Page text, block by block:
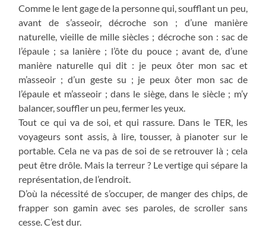
Comme le lent gage de la personne qui, soufflant un peu,
avant de s’asseoir, décroche son ; d’une manière
naturelle, vieille de mille siècles ; décroche son : sac de
l’épaule ; sa lanière ; l’ôte du pouce ; avant de, d’une
manière naturelle qui dit : je peux ôter mon sac et
m’asseoir ; d’un geste su ; je peux ôter mon sac de
l’épaule et m’asseoir ; dans le siège, dans le siècle ; m’y
balancer, souffler un peu, fermer les yeux.
Tout ce qui va de soi, et qui rassure. Dans le TER, les
voyageurs sont assis, à lire, tousser, à pianoter sur le
portable. Cela ne va pas de soi de se retrouver là ; cela
peut être drôle. Mais la terreur ? Le vertige qui sépare la
représentation, de l’endroit.
D’où la nécessité de s’occuper, de manger des chips, de
frapper son gamin avec ses paroles, de scroller sans
cesse. C’est dur.